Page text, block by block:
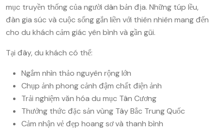
mục truyền thống của người dân bản địa. Những túp lều,
đàn gia súc và cuộc sống gắn liền với thiên nhiên mang đến
cho du khách cảm giác yên bình và gần gũi.
Tại đây, du khách có thể:
Ngắm nhìn thảo nguyên rộng lớn
Chụp ảnh phong cảnh đậm chất điện ảnh
Trải nghiệm văn hóa du mục Tân Cương
Thưởng thức đặc sản vùng Tây Bắc Trung Quốc
Cảm nhận vẻ đẹp hoang sơ và thanh bình